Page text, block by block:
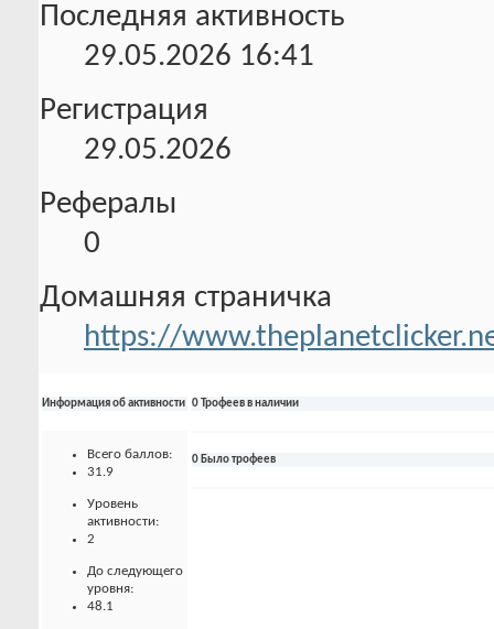
Последняя активность
29.05.2026 16:41
Регистрация
29.05.2026
Рефералы
0
Домашняя страничка
https://
Информация об активности
Всего баллов:
31.9
Уровень
активности:
2
До следующего
уровня:
48.1
0 Трофеев в наличии
0 Было трофеев